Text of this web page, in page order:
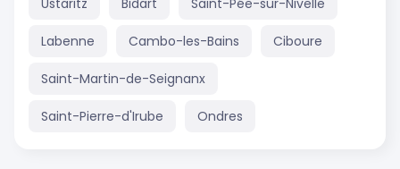
Labenne Cambo-les-Bains Ciboure
Saint-Martin-de-Seignanx
Saint-Pierre-d'Irube Ondres